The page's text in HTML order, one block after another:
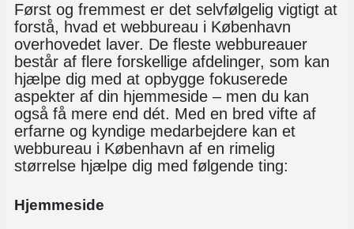
Først og fremmest er det selvfølgelig vigtigt at
forstå, hvad et webbureau i København
overhovedet laver. De fleste webbureauer
består af flere forskellige afdelinger, som kan
hjælpe dig med at opbygge fokuserede
aspekter af din hjemmeside – men du kan
også få mere end dét. Med en bred vifte af
erfarne og kyndige medarbejdere kan et
webbureau i København af en rimelig
størrelse hjælpe dig med følgende ting:
Hjemmeside